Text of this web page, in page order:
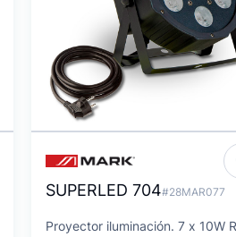
SUPERLED 704#28MAR077
Proyector iluminación. 7 x 10W